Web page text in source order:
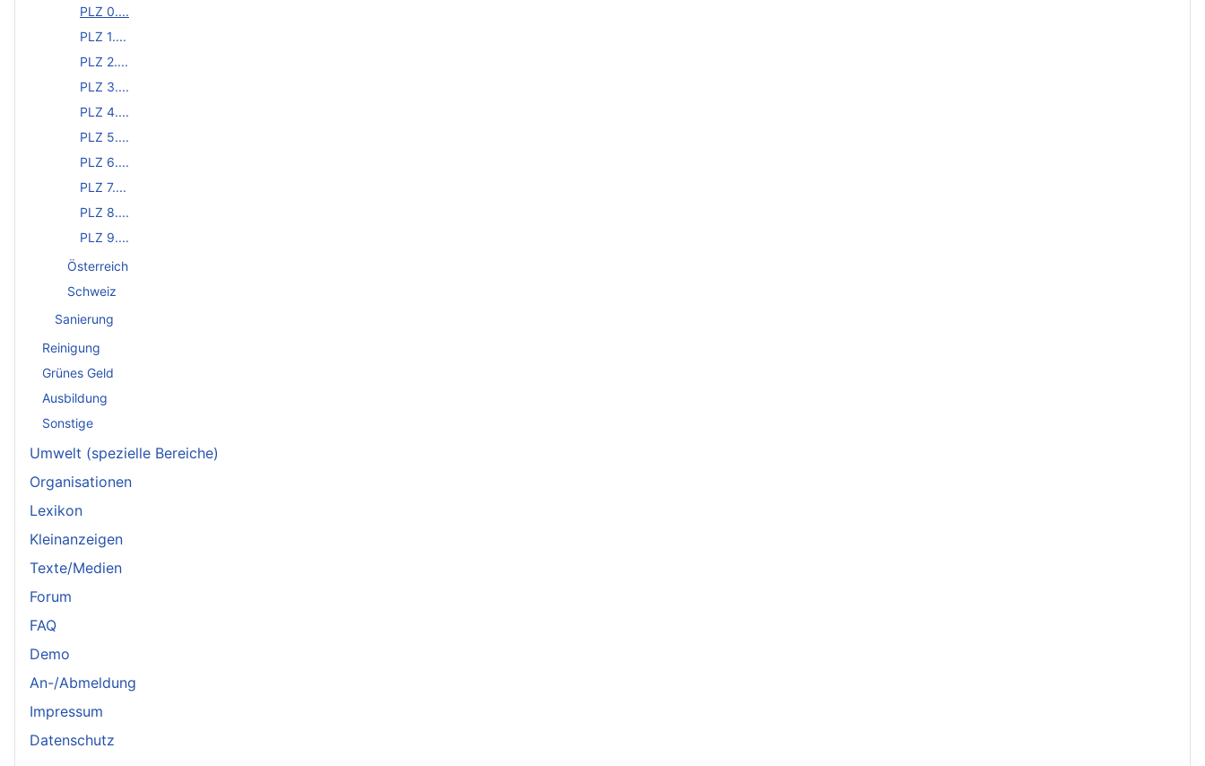
PLZ 0....
PLZ 1....
PLZ 2....
PLZ 3....
PLZ 4....
PLZ 5....
PLZ 6....
PLZ 7....
PLZ 8....
PLZ 9....
Österreich
Schweiz
Sanierung
Reinigung
Grünes Geld
Ausbildung
Sonstige
Umwelt (spezielle Bereiche)
Organisationen
Lexikon
Kleinanzeigen
Texte/Medien
Forum
FAQ
Demo
An-/Abmeldung
Impressum
Datenschutz